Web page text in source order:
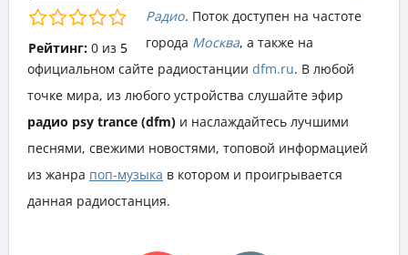
Рейтинг: 0из 5
Радио. Поток доступен на частоте
города Москва, а также на
официальном сайте радиостанции dfm.ru. В любой
точке мира, из любого устройства слушайте эфир
радио psy trance (dfm) и наслаждайтесь лучшими
песнями, свежими новостями, топовой информацией
из жанра поп-музыка в котором и проигрывается
данная радиостанция.